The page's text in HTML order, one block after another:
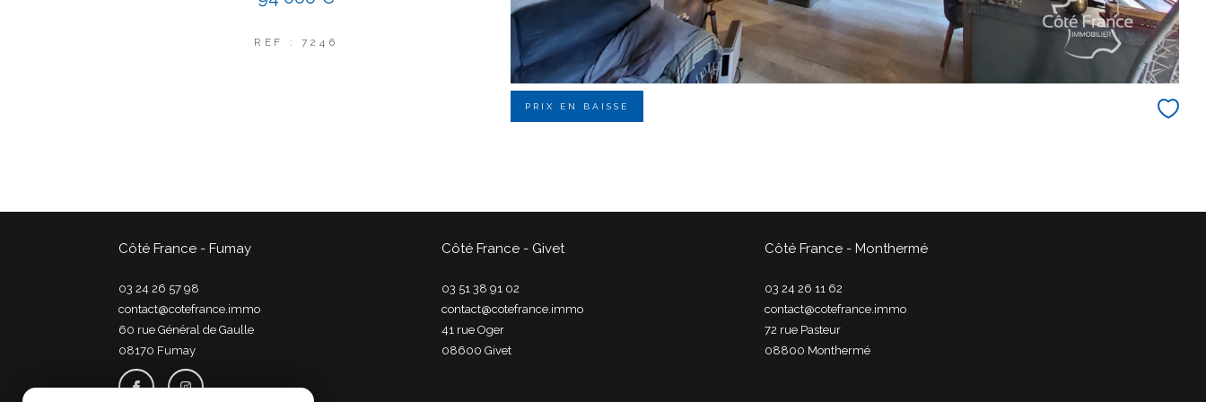
REF : 7246
PRIX EN BAISSE
Côté France - Fumay
03 24 26 57 98
contact@cotefrance.immo
60 rue Général de Gaulle
08170
fumay
Côté France - Givet
03 51 38 91 02
contact@cotefrance.immo
41 rue Oger
08600
givet
Côté France - Monthermé
03 24 26 11 62
contact@cotefrance.immo
72 rue Pasteur
08800
monthermé